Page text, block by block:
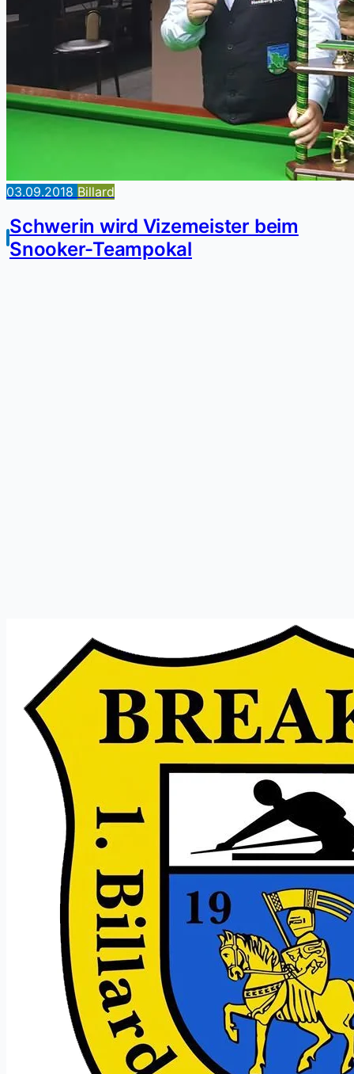
03.09.2018 Billard
Schwerin wird Vizemeister beim
Snooker-Teampokal